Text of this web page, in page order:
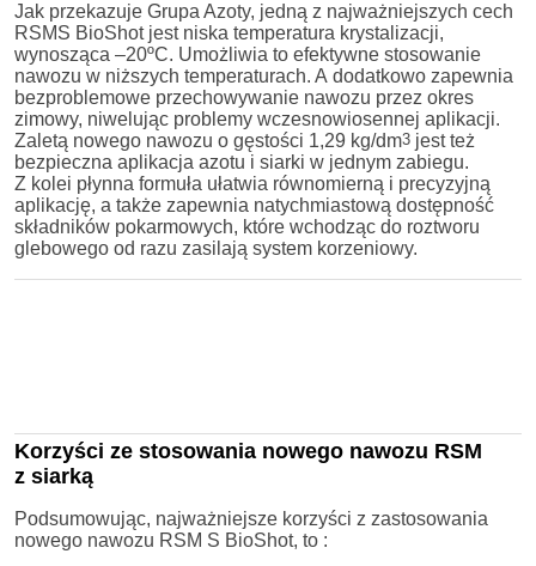
Jak przekazuje Grupa Azoty, jedną z najważniejszych cech
RSMS BioShot jest niska temperatura krystalizacji,
wynosząca –20ºC. Umożliwia to efektywne stosowanie
nawozu w niższych temperaturach. A dodatkowo zapewnia
bezproblemowe przechowywanie nawozu przez okres
zimowy, niwelując problemy wczesnowiosennej aplikacji.
Zaletą nowego nawozu o gęstości 1,29 kg/dm3 jest też
bezpieczna aplikacja azotu i siarki w jednym zabiegu.
Z kolei płynna formuła ułatwia równomierną i precyzyjną
aplikację, a także zapewnia natychmiastową dostępność
składników pokarmowych, które wchodząc do roztworu
glebowego od razu zasilają system korzeniowy.
Korzyści ze stosowania nowego nawozu RSM
z siarką
Podsumowując, najważniejsze korzyści z zastosowania
nowego nawozu RSM S BioShot, to :